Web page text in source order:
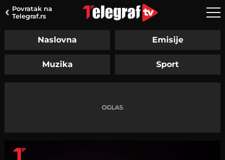
Povratak na
Telegraf.rs
Naslovna Emisije
Muzika Sport